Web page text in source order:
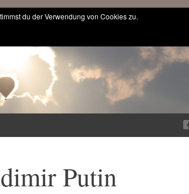
Putin
du der Verwendung von Cookies zu.